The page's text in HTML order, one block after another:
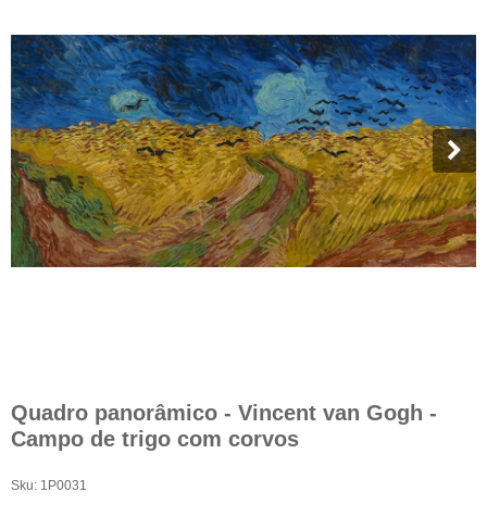
Quadro panorâmico - Vincent van Gogh -
Campo de trigo com corvos
Sku: 1P0031